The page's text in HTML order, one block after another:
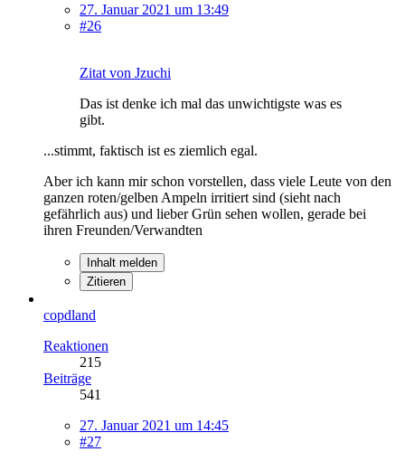
27. Januar 2021 um 13:49
#26
Zitat von Jzuchi
Das ist denke ich mal das unwichtigste was es
gibt.
...stimmt, faktisch ist es ziemlich egal.
Aber ich kann mir schon vorstellen, dass viele Leute von den
ganzen roten/gelben Ampeln irritiert sind (sieht nach
gefährlich aus) und lieber Grün sehen wollen, gerade bei
ihren Freunden/Verwandten
Inhalt melden
Zitieren
copdland
Reaktionen
215
Beiträge
541
27. Januar 2021 um 14:45
#27